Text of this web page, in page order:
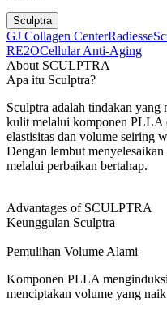
Sculptra
GJ Collagen CenterRadiesse
RE2OCellular Anti-Aging
About SCULPTRA
Apa itu Sculptra?
Sculptra adalah tindakan
kulit melalui komponen PLLA
elastisitas dan volume seiring
Dengan lembut
melalui perbaikan bertahap.
Advantages of SCULPTRA
Keunggulan Sculptra
Pemulihan Volume Alami
Komponen PLLA
menciptakan volume yang